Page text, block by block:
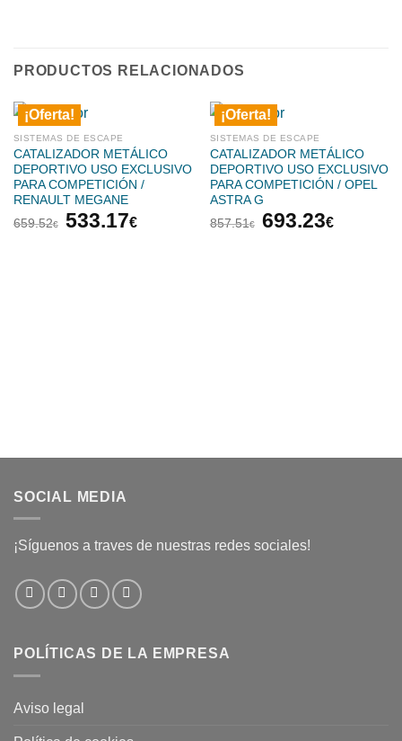
PRODUCTOS RELACIONADOS
¡Oferta!
SISTEMAS DE ESCAPE
CATALIZADOR METÁLICO
DEPORTIVO USO EXCLUSIVO
PARA COMPETICIÓN /
RENAULT MEGANE
659.52€
El
533.17€El
¡Oferta!
SISTEMAS DE ESCAPE
CATALIZADOR METÁLICO
DEPORTIVO USO EXCLUSIVO
PARA COMPETICIÓN / OPEL
ASTRA G
857.51€
El
693.23€El
SOCIAL MEDIA
¡Síguenos a traves de nuestras redes sociales!
POLÍTICAS DE LA EMPRESA
Aviso legal